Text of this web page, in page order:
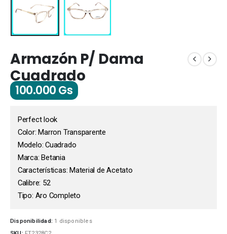
Armazón P/ Dama
Cuadrado
100.000Gs
Perfect look
Color: Marron Transparente
Modelo: Cuadrado
Marca: Betania
Características: Material de Acetato
Calibre: 52
Tipo: Aro Completo
Disponibilidad: 1 disponibles